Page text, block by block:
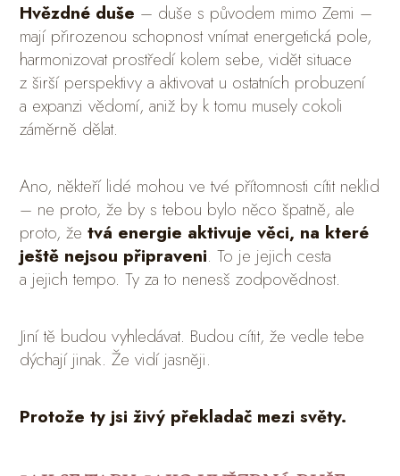
Hvězdné duše – duše s původem mimo Zemi –
mají přirozenou schopnost vnímat energetická pole,
harmonizovat prostředí kolem sebe, vidět situace
z širší perspektivy a aktivovat u ostatních probuzení
a expanzi vědomí, aniž by k tomu musely cokoli
záměrně dělat.
Ano, někteří lidé mohou ve tvé přítomnosti cítit neklid
– ne proto, že by s tebou bylo něco špatně, ale
proto, žetvá energie aktivuje věci, na které
ještě nejsou připraveni. To je jejich cesta
a jejich tempo. Ty za to nenesš zodpovědnost.
Jiní tě budou vyhledávat. Budou cítit, že vedle tebe
dýchají jinak. Že vidí jasněji.
Protože ty jsi živý překladač mezi světy.